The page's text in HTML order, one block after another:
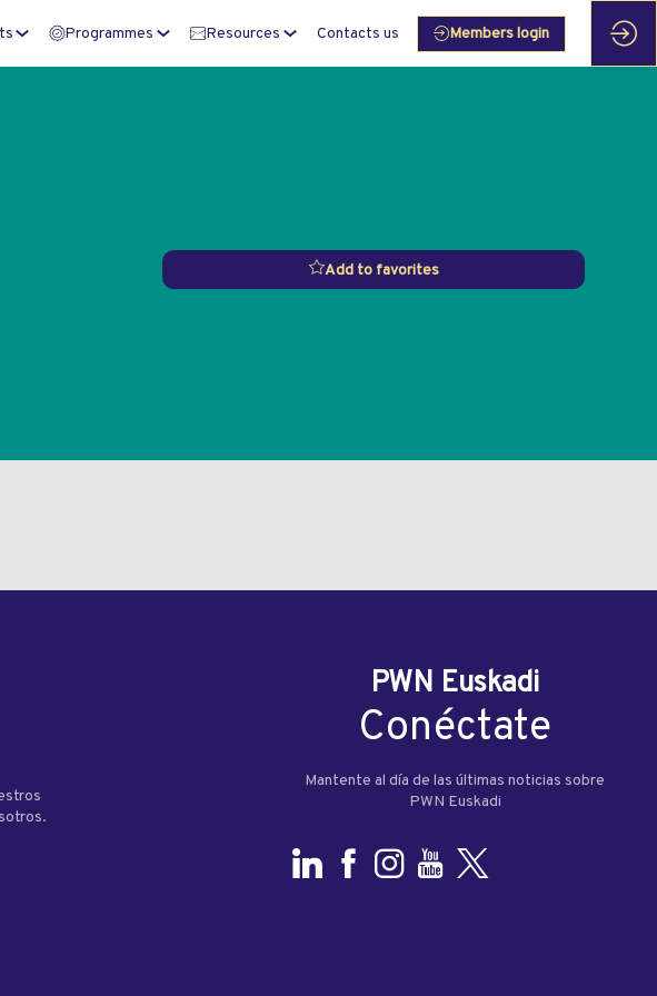
Programmes Resources Contacts us Members login
Add to favorites
PWN Euskadi
Conéctate
Mantente al día de las últimas noticias sobre
PWN Euskadi